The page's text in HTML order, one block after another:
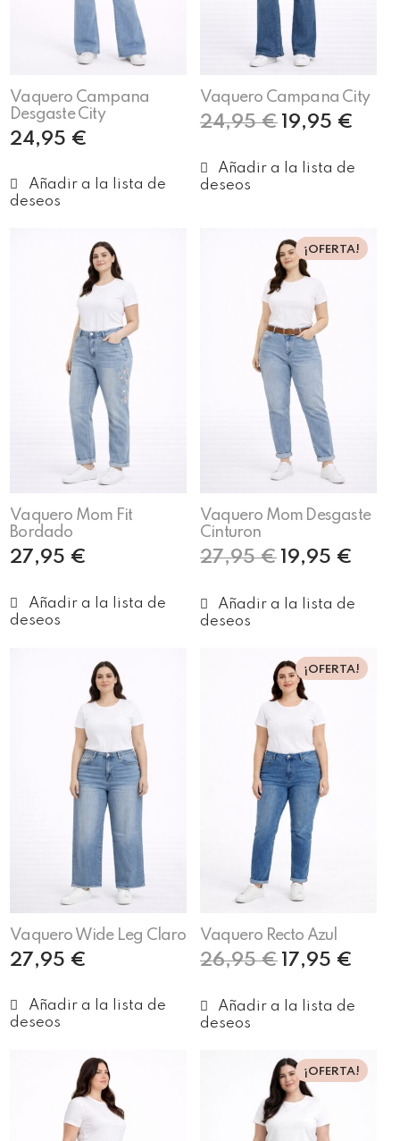
Vaquero Campana
Desgaste City
24,95 €
Vaquero Campana City
24,95€ 19,95 €
Vaquero Mom Fit
Bordado
27,95 €
¡OFERTA!
Vaquero Mom Desgaste
Cinturon
27,95€ 19,95 €
Vaquero Wide Leg Claro
27,95 €
¡OFERTA!
Vaquero Recto Azul
26,95€ 17,95 €
¡OFERTA!